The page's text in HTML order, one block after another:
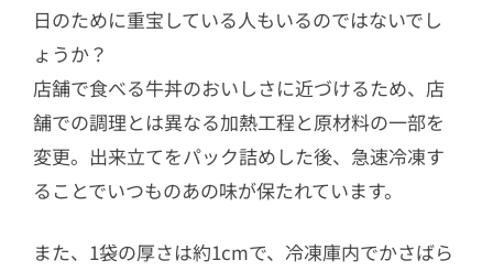
日のために重宝している人もいるのではないでし
ょうか？
店舗で食べる牛丼のおいしさに近づけるため、店
舗での調理とは異なる加熱工程と原材料の一部を
変更。出来立てをパック詰めした後、急速冷凍す
ることでいつものあの味が保たれています。
また、1袋の厚さは約1cmで、冷凍庫内でかさばら